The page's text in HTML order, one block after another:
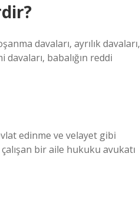
davaları, ayrılık davaları,
babalığın reddi
edinme ve velayet gibi
bir aile hukuku avukatı